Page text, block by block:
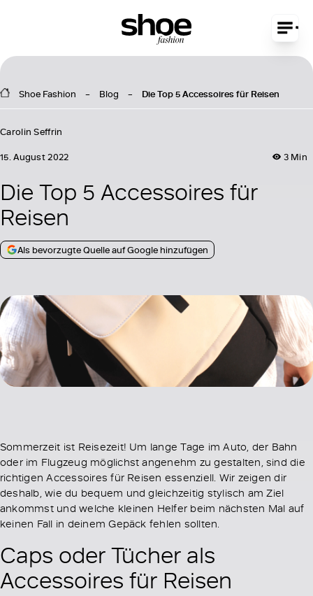
Shoe Fashion Blog Die Top 5 Accessoires für Reisen
Carolin Seffrin
3 Min
15. August 2022
Die Top 5 Accessoires für
Reisen
Als bevorzugte Quelle auf Google hinzufügen
Sommerzeit ist Reisezeit! Um lange Tage im Auto, der Bahn
oder im Flugzeug möglichst angenehm zu gestalten, sind die
richtigen Accessoires für Reisen essenziell. Wir zeigen dir
deshalb, wie du bequem und gleichzeitig stylisch am Ziel
ankommst und welche kleinen Helfer beim nächsten Mal auf
keinen Fall in deinem Gepäck fehlen sollten.
Caps oder Tücher als
Accessoires für Reisen